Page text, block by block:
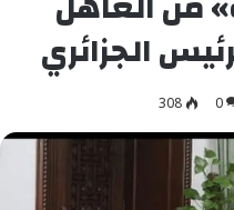
الجزائري
0
308